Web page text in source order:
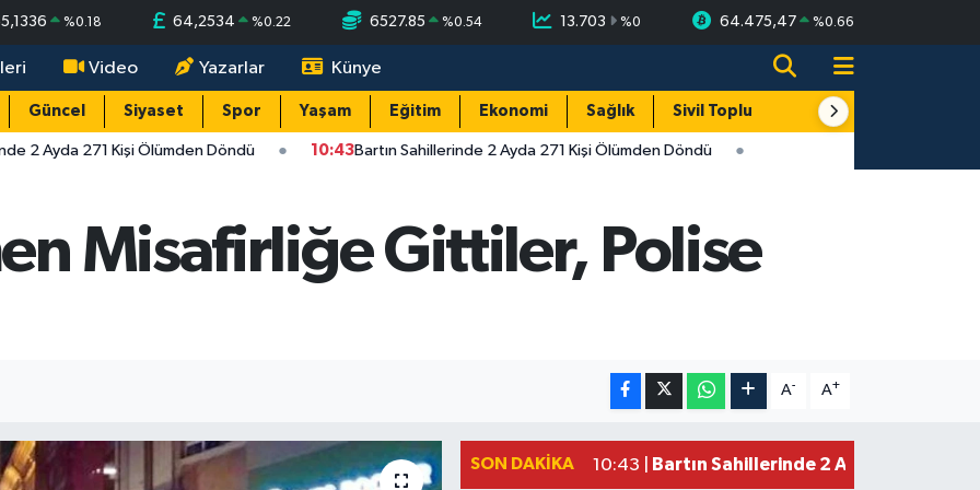
%0.18 64,2534 %0.22 6527.85 %0.54 13.703 %0 64.475,47 %0.66
Video Yazarlar Künye
Güncel Siyaset Spor Yaşam Eğitim Ekonomi Sağlık Sivil Toplum Turizm
2 Ayda 271 Kişi Ölümden Döndü 10:43Bartın Sahillerinde 2 Ayda 271 Kişi Ölümden Döndü
Misafirliğe Gittiler, Polise
A- A+
SON DAKIKA 10:43 | Bartın Sahillerinde 2 Ayda 271 Kişi